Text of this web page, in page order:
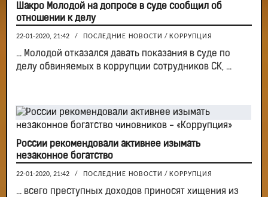
Шакро Молодой на допросе в суде сообщил об
отношении к делу
22-01-2020, 21:42 / ПОСЛЕДНИЕ НОВОСТИ / КОРРУПЦИЯ
... Молодой отказался давать показания в суде по
делу обвиняемых в коррупции сотрудников СК, ...
России рекомендовали активнее изымать
незаконное богатство
22-01-2020, 21:42 / ПОСЛЕДНИЕ НОВОСТИ / КОРРУПЦИЯ
... всего преступных доходов приносят хищения из